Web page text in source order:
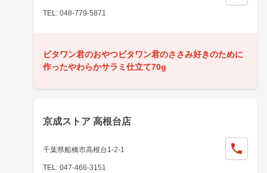
TEL: 048-779-5871
ビタワン君のおやつビタワン君のささみ好きのために
作ったやわらかサラミ仕立て70g
京成ストア 高根台店
千葉県船橋市高根台1-2-1
TEL: 047-466-3151